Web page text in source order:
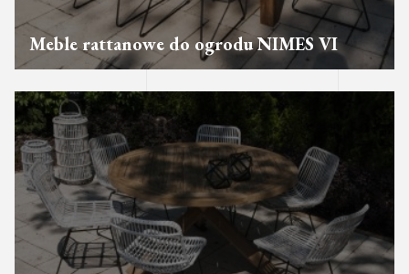
Meble rattanowe do ogrodu NIMES VI